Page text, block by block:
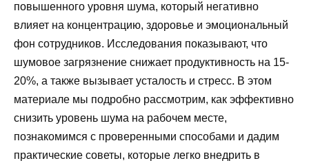
повышенного уровня шума, который негативно
влияет на концентрацию, здоровье и эмоциональный
фон сотрудников. Исследования показывают, что
шумовое загрязнение снижает продуктивность на 15-
20%, а также вызывает усталость и стресс. В этом
материале мы подробно рассмотрим, как эффективно
снизить уровень шума на рабочем месте,
познакомимся с проверенными способами и дадим
практические советы, которые легко внедрить в